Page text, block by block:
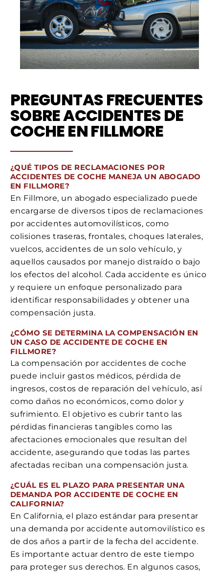
PREGUNTAS FRECUENTES
SOBRE ACCIDENTES DE
COCHE EN FILLMORE
¿QUÉ TIPOS DE RECLAMACIONES POR
ACCIDENTES DE COCHE MANEJA UN ABOGADO
EN FILLMORE?
En Fillmore, un abogado especializado puede
encargarse de diversos tipos de reclamaciones
por accidentes automovilísticos, como
colisiones traseras, frontales, choques laterales,
vuelcos, accidentes de un solo vehículo, y
aquellos causados por manejo distraído o bajo
los efectos del alcohol. Cada accidente es único
y requiere un enfoque personalizado para
identificar responsabilidades y obtener una
compensación justa.
¿CÓMO SE DETERMINA LA COMPENSACIÓN EN
UN CASO DE ACCIDENTE DE COCHE EN
FILLMORE?
La compensación por accidentes de coche
puede incluir gastos médicos, pérdida de
ingresos, costos de reparación del vehículo, así
como daños no económicos, como dolor y
sufrimiento. El objetivo es cubrir tanto las
pérdidas financieras tangibles como las
afectaciones emocionales que resultan del
accidente, asegurando que todas las partes
afectadas reciban una compensación justa.
¿CUÁL ES EL PLAZO PARA PRESENTAR UNA
DEMANDA POR ACCIDENTE DE COCHE EN
CALIFORNIA?
En California, el plazo estándar para presentar
una demanda por accidente automovilístico es
de dos años a partir de la fecha del accidente.
Es importante actuar dentro de este tiempo
para proteger sus derechos. En algunos casos,